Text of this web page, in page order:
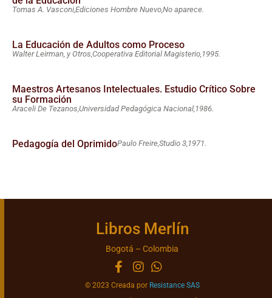
Tomas A. Vasconi,Ediciones Hombre Nuevo,No aparece.
La Educación de Adultos como Proceso
Walter Leirman, y Otros,Cooperativa Editorial Magisterio,1995.
Maestros Artesanos Intelectuales. Estudio Crítico Sobre
su Formación
Araceli De Tezanos,Universidad Pedagógica Nacional,1986.
Pedagogía del OprimidoPaulo Freire,Studio 3,1971.
Libros Merlín
Bogotá – Colombia
© 2023 Creada por Resistance SAS